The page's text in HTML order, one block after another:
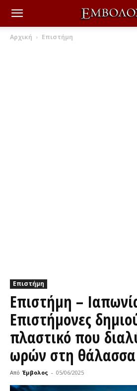
Αρχική Επιστήμη
Επιστήμη
Επιστήμη –
Επιστήμονες
πλαστικό που
ωρών στη θάλασσα
Από Έμβολος - 05/06/2025